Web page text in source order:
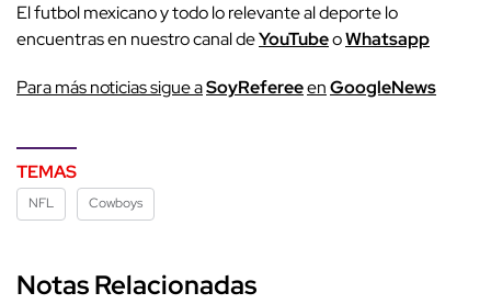
El futbol mexicano y todo lo relevante al deporte lo
encuentras en nuestro canal deYouTubeoWhatsapp
Para más noticias sigue aSoyRefereeenGoogleNews
TEMAS
NFL Cowboys
Notas Relacionadas